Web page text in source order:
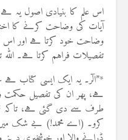
اس علم کا بنیادی اصول یہ
آیات کی وضاحت کرنے کا
وضاحت خود کرتا ہے اور اس
تفصیلات فراہم کرتا ہے۔ اللہ
*”الٓر۔ یہ ایک ایسی کتاب
ہے، پھر ان کی تفصیل حکمت
طرف سے دی گئی ہے، تاکہ
کرو۔ (اے محمد!) بے شک